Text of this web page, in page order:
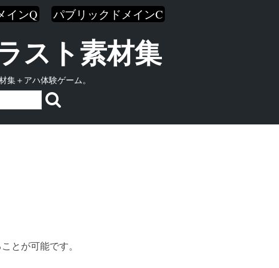
インQ パブリックドメインC
スト素材集
＋アハ体験ゲーム。
とが可能です。